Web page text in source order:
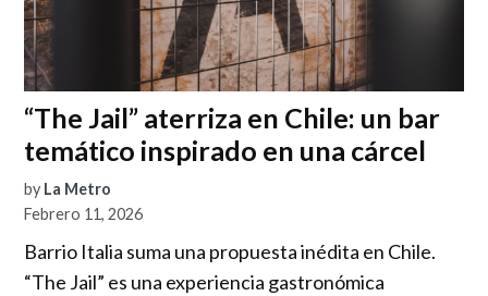
“The Jail” aterriza en Chile: un bar
temático inspirado en una cárcel
by La Metro
Febrero 11, 2026
Barrio Italia suma una propuesta inédita en Chile.
“The Jail” es una experiencia gastronómica